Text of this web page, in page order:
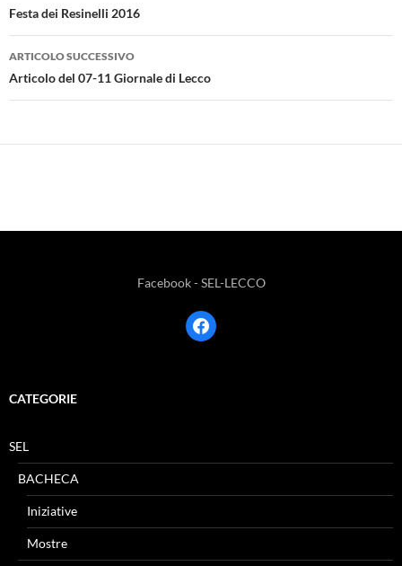
articolo
Festa dei Resinelli 2016
ARTICOLO SUCCESSIVO
Articolo del 07-11 Giornale di Lecco
Facebook - SEL-LECCO
facebook
CATEGORIE
SEL
BACHECA
Iniziative
Mostre